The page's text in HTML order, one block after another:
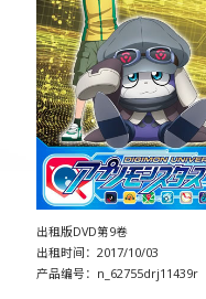
出租版DVD第9卷
出租时间：2017/10/03
产品编号：n_62755drj11439r